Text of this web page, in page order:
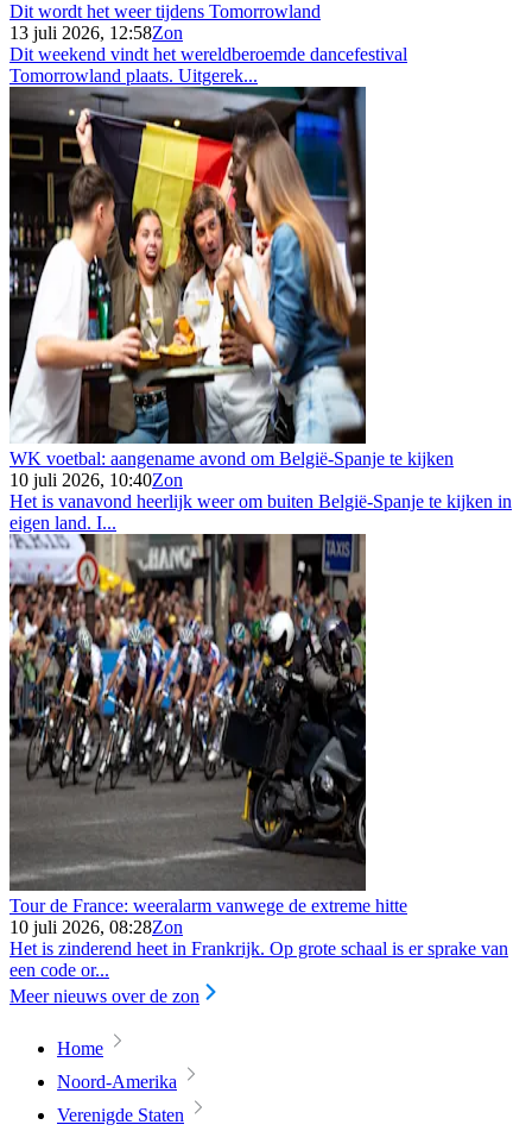
Dit wordt het weer tijdens Tomorrowland
13 juli 2026, 12:58Zon
Dit weekend vindt het wereldberoemde dancefestival
Tomorrowland plaats. Uitgerek...
WK voetbal: aangename avond om België-Spanje te kijken
10 juli 2026, 10:40Zon
Het is vanavond heerlijk weer om buiten België-Spanje te kijken in
eigen land. I...
Tour de France: weeralarm vanwege de extreme hitte
10 juli 2026, 08:28Zon
Het is zinderend heet in Frankrijk. Op grote schaal is er sprake van
een code or...
Meer nieuws over de zon
Home
Noord-Amerika
Verenigde Staten